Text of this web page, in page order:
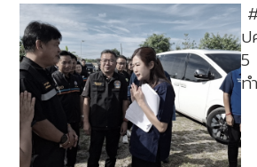
ป
5
ท